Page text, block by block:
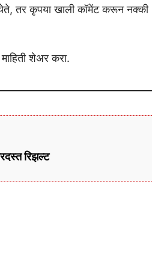
तर कृपया खाली कॉमेंट करून नक्की
शेअर करा.
रिझल्ट